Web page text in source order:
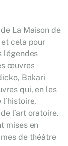
La Maison de
et cela pour
légendes
œuvres
Bakari
qui, en les
l’art oratoire.
mises en
de théâtre